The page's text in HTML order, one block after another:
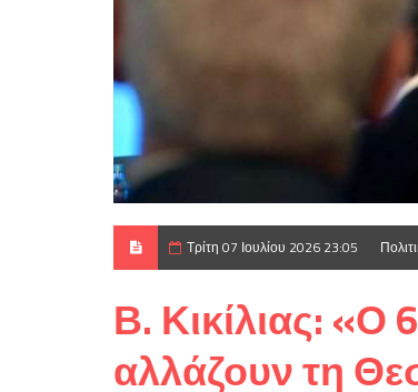
Τρίτη 07 Ιουλίου 2026 23:05
Β. Κικίλιας: «Ο
αλλάζουν τη